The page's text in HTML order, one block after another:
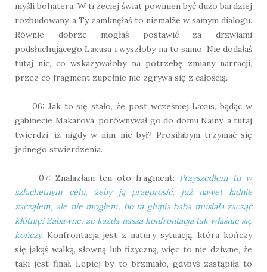
myśli bohatera. W trzeciej świat powinien być dużo bardziej
rozbudowany, a Ty zamknęłaś to niemalże w samym dialogu.
Równie dobrze mogłaś postawić za drzwiami
podsłuchującego Laxusa i wyszłoby na to samo. Nie dodałaś
tutaj nic, co wskazywałoby na potrzebę zmiany narracji,
przez co fragment zupełnie nie zgrywa się z całością.
06: Jak to się stało, że post wcześniej Laxus, bądąc w
gabinecie Makarova, porównywał go do domu Nainy, a tutaj
twierdzi, iż nigdy w nim nie był? Prosiłabym trzymać się
jednego stwierdzenia.
07: Znalazłam ten oto fragment: Przyszedłem tu w
szlachetnym celu, żeby ją przeprosić, już nawet ładnie
zacząłem, ale nie mogłem, bo ta głupia baba musiała zacząć
kłótnię! Zabawne, że każda nasza konfrontacja tak właśnie się
kończy. Konfrontacja jest z natury sytuacją, która kończy
się jakąś walką, słowną lub fizyczną, więc to nie dziwne, że
taki jest finał. Lepiej by to brzmiało, gdybyś zastąpiła to